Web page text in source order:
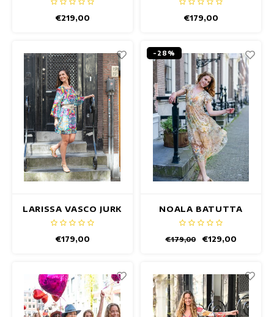
€219,00
€179,00
LARISSA VASCO JURK
€179,00
-28%
NOALA BATUTTA
JURK
€179,00 €129,00